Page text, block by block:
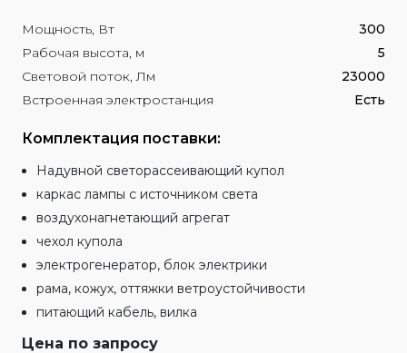
Мощность, Вт
300
Рабочая высота, м
5
Световой поток, Лм
23000
Встроенная электростанция
Есть
Комплектация поставки:
Надувной светорассеивающий купол
каркас лампы с источником света
воздухонагнетающий агрегат
чехол купола
электрогенератор, блок электрики
рама, кожух, оттяжки ветроустойчивости
питающий кабель, вилка
Цена по запросу